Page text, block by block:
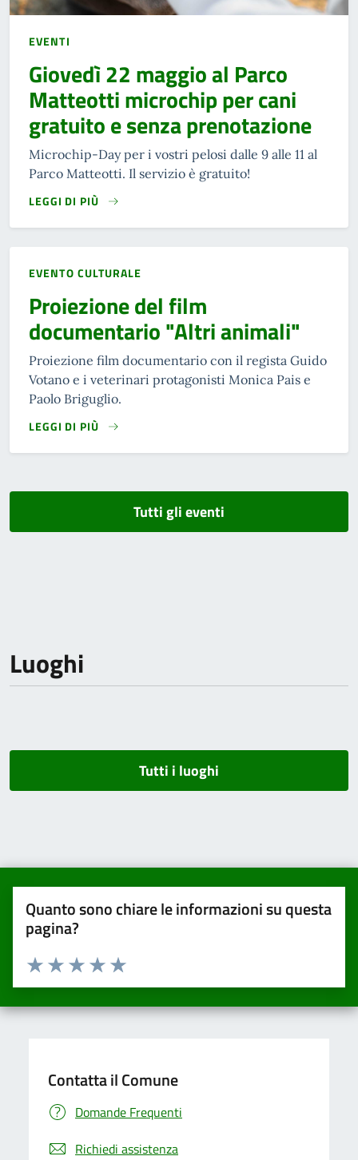
EVENTI
Giovedì 22 maggio al Parco
Matteotti microchip per cani
gratuito e senza prenotazione
Microchip-Day per i vostri pelosi dalle 9 alle 11 al
Parco Matteotti. Il servizio è gratuito!
LEGGI DI PIÙ
EVENTO CULTURALE
Proiezione del film
documentario "Altri animali"
Proiezione film documentario con il regista Guido
Votano e i veterinari protagonisti Monica Pais e
Paolo Briguglio.
LEGGI DI PIÙ
Tutti gli eventi
Luoghi
Tutti i luoghi
Quanto sono chiare le informazioni su questa
pagina?
Valuta da 1 a 5 stelle la pagina
Valuta 5 stelle su 5
Valuta 4 stelle su 5
Valuta 3 stelle su 5
Valuta 2 stelle su 5
Valuta una stella su 5
Contatta il Comune
Domande Frequenti
Richiedi assistenza